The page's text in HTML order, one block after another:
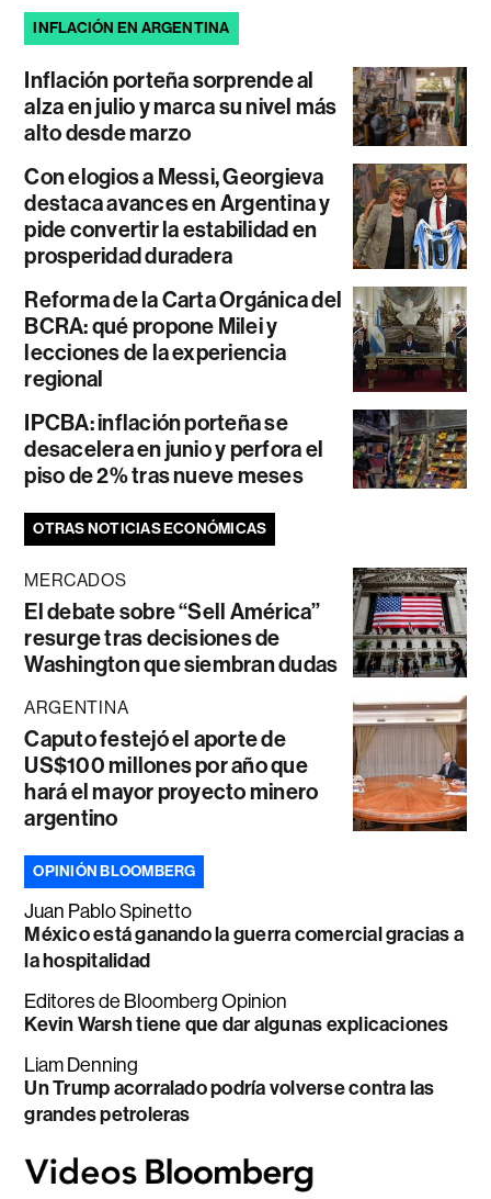
INFLACIÓN EN ARGENTINA
Inflación porteña sorprende al
alza en julio y marca su nivel más
alto desde marzo
Con elogios a Messi, Georgieva
destaca avances en Argentina y
pide convertir la estabilidad en
prosperidad duradera
Reforma de la Carta Orgánica del
BCRA: qué propone Milei y
lecciones de la experiencia
regional
IPCBA: inflación porteña se
desacelera en junio y perfora el
piso de 2% tras nueve meses
OTRAS NOTICIAS ECONÓMICAS
MERCADOS
El debate sobre “Sell América”
resurge tras decisiones de
Washington que siembran dudas
ARGENTINA
Caputo festejó el aporte de
US$100 millones por año que
hará el mayor proyecto minero
argentino
OPINIÓN BLOOMBERG
Juan Pablo Spinetto
México está ganando la guerra comercial gracias a
la hospitalidad
Editores de Bloomberg Opinion
Kevin Warsh tiene que dar algunas explicaciones
Liam Denning
Un Trump acorralado podría volverse contra las
grandes petroleras